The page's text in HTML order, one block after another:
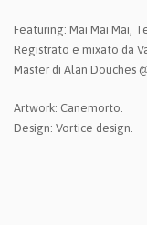
Featuring: Mai Mai Mai,
Registrato e mixato da
Master di Alan Douches
Artwork: Canemorto.
Design: Vortice design.